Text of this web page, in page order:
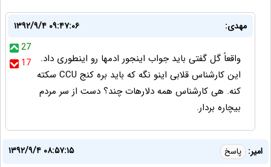
مهدی:
۱۳۹۲/۹/۴ ۰۹:۴۷:۰۶
27
17
واقعاً گل گفتی باید جواب اینجور ادمها رو اینطوری داد.
این کارشناس قلابی اینو نگه که باید بره کنج CCU سکته
کنه. هی کارشناس همه دلارهات چند؟ دست از سر مردم
بیچاره بردار.
امیر: پاسخ
۱۳۹۲/۹/۴ ۰۸:۵۷:۱۵